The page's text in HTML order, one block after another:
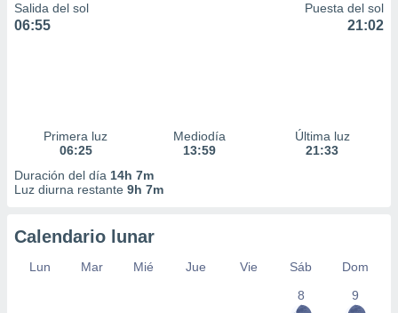
Salida del sol
06:55
Puesta del sol
21:02
Primera luz
06:25
Mediodía
13:59
Última luz
21:33
Duración del día 14h 7m
Luz diurna restante 9h 7m
Calendario lunar
Lun Mar Mié Jue Vie Sáb
Dom
8
9